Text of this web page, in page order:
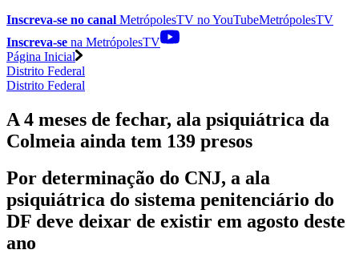
Inscreva-se no canal MetrópolesTV noYouTubeMetrópolesTV
Inscreva-se na MetrópolesTV
Página Inicial
Distrito Federal
Distrito Federal
A 4 meses de fechar, ala psiquiátrica da
Colmeia ainda tem 139 presos
Por determinação do CNJ, a ala
psiquiátrica do sistema penitenciário do
DF deve deixar de existir em agosto deste
ano